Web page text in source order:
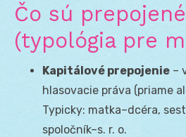
Čo sú
(typológia pre
Kapitálové prepojenie –
hlasovacie práva (priame
Typicky: matka–dcéra,
spoločník–s. r. o.